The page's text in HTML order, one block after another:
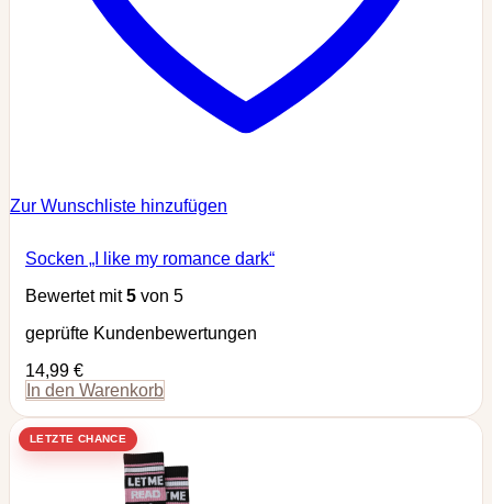
Zur Wunschliste hinzufügen
Socken „I like my romance dark“
Bewertet mit5 von 5
geprüfte Kundenbewertungen
14,99 €
In den Warenkorb
LETZTE CHANCE